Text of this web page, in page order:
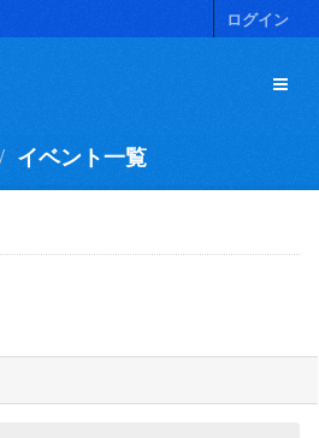
ログイン
イベント一覧